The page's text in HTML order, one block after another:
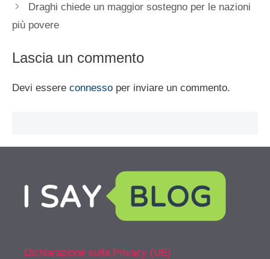
Draghi chiede un maggior sostegno per le nazioni
più povere
Lascia un commento
Devi essere connesso per inviare un commento.
Dichiarazione sulla Privacy (UE)